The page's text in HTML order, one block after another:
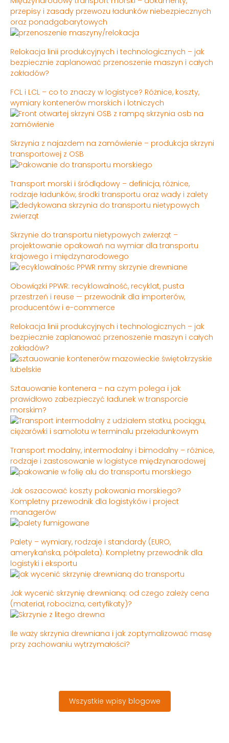
przepisy i zasady przewozu ładunków niebezpiecznych
oraz ponadgabarytowych
Relokacja linii produkcyjnych i technologicznych – jak
bezpiecznie zaplanować przenoszenie maszyn i całych
zakładów?
FCL i LCL – co to znaczy w logistyce? Różnice, koszty,
wymiary kontenerów morskich i lotniczych
Skrzynia z najazdem na zamówienie – produkcja skrzyni
transportowej z OSB
Transport morski i śródlądowy – definicja, różnice,
rodzaje ładunków, środki transportu oraz wady i zalety
Skrzynie do transportu nietypowych zwierząt –
projektowanie opakowań na wymiar dla transportu
krajowego i międzynarodowego
Obowiązki PPWR: recyklowalność, recyklat, pusta
przestrzeń i reuse — przewodnik dla importerów,
producentów i e-commerce
Relokacja linii produkcyjnych i technologicznych – jak
bezpiecznie zaplanować przenoszenie maszyn i całych
zakładów?
Sztauowanie kontenera – na czym polega i jak
prawidłowo zabezpieczyć ładunek w transporcie
morskim?
Transport modalny, intermodalny i bimodalny – różnice,
rodzaje i zastosowanie w logistyce międzynarodowej
Jak oszacować koszty pakowania morskiego?
Kompletny przewodnik dla logistyków i project
managerów
Palety – wymiary, rodzaje i standardy (EURO,
amerykańska, półpaleta). Kompletny przewodnik dla
logistyki i eksportu
Jak wycenić skrzynię drewnianą: od czego zależy cena
(materiał, robocizna, certyfikaty)?
Ile waży skrzynia drewniana i jak zoptymalizować masę
przy zachowaniu wytrzymałości?
Wszystkie wpisy blogowe